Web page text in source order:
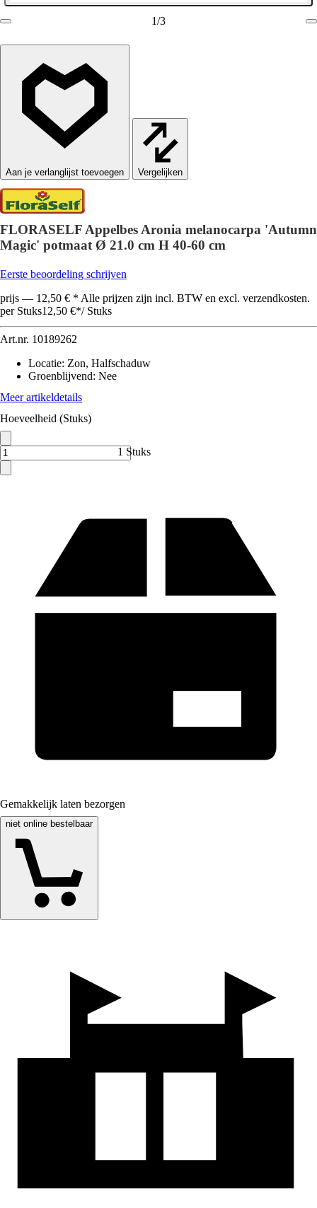
1/3
Vergelijken
FLORASELF Appelbes Aronia melanocarpa 'Autumn
Magic' potmaat Ø 21.0 cm H 40-60 cm
Eerste beoordeling schrijven
prijs — 12,50 € * Alle prijzen zijn incl. BTW en excl. verzendkosten.
per Stuks12,50 €*/ Stuks
Art.nr. 10189262
Locatie: Zon, Halfschaduw
Groenblijvend: Nee
Meer artikeldetails
Hoeveelheid (Stuks)
1 Stuks
Gemakkelijk laten bezorgen
niet online bestelbaar